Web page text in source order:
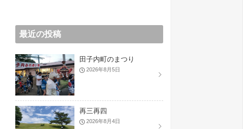
最近の投稿
田子内町のまつり
2026年8月5日
再三再四
2026年8月4日